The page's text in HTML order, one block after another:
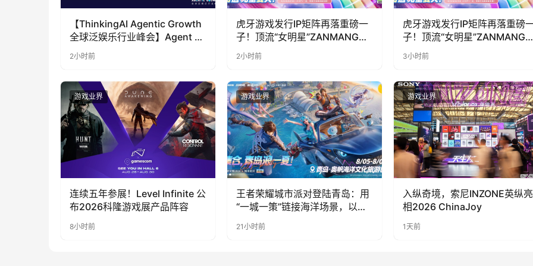
【ThinkingAI Agentic Growth
全球泛娱乐行业峰会】Agent 时
代，人到底负责什么
2小时前
虎牙游戏发行IP矩阵再落重磅一
子！顶流“女明星”ZANMANG
LOOPY 正版3D消除手游《消消
奇遇》惊喜曝光
2小时前
虎牙游戏发行IP矩阵再落重磅
子！顶流“女明星”ZANMANG
LOOPY 正版3D消除手游《消
奇遇》惊喜曝光
3小时前
游戏业界
连续五年参展！Level Infinite 公
布2026科隆游戏展产品阵容
8小时前
游戏业界
王者荣耀城市派对登陆青岛：用
“一城一策”链接海洋场景，以双
21小时前
游戏业界
入纵奇境，索尼INZONE英纵亮
相2026 ChinaJoy
1天前